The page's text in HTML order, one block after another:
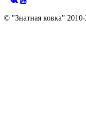
© "Знатная ковка"